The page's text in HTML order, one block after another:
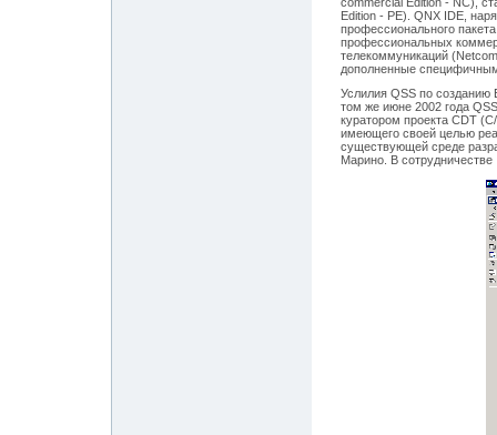
Edition - PE). QNX IDE,
профессионального
профессиональных
телекоммуникаций
дополненные
Услилия QSS по созданию
том же июне 2002 года
куратором проекта CDT
имеющего своей целью
существующей среде
Марино. В сотрудничестве